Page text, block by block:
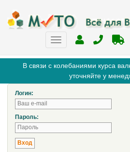
В связи с колебаниями курса
уточняйте у
Логин:
Пароль: